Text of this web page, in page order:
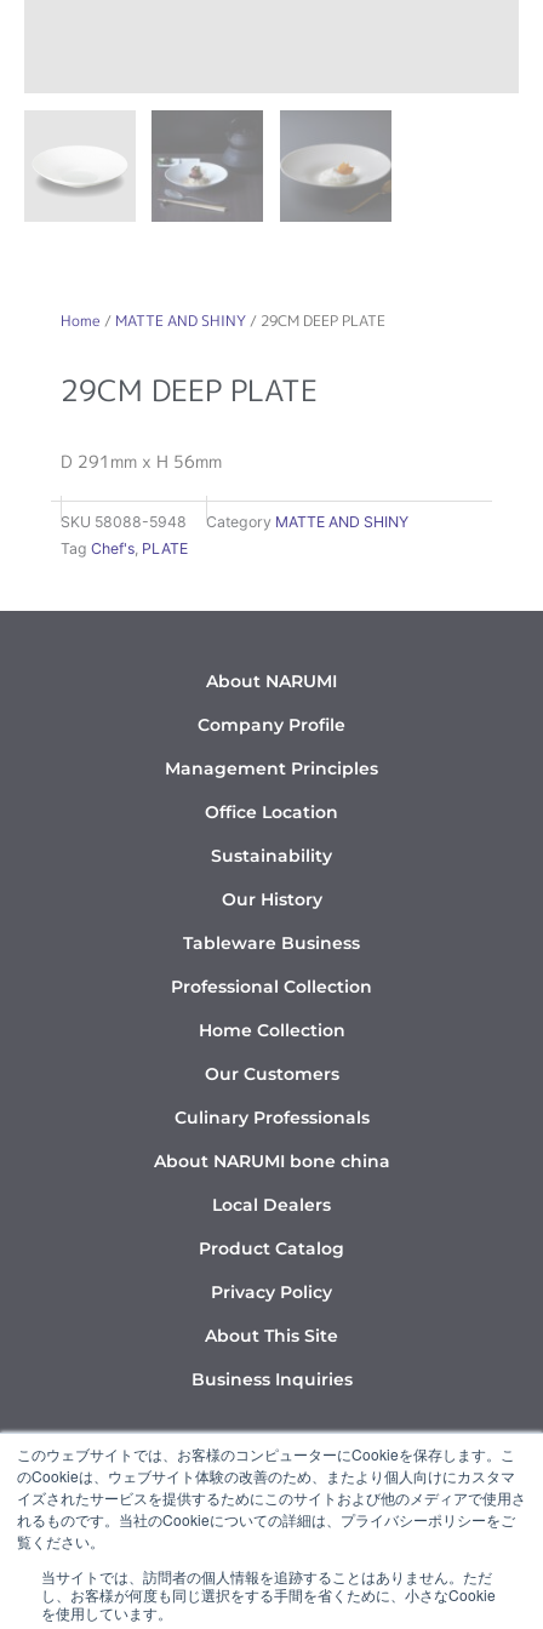
このウェブサイトでは、お客様のコンピューターにCookieを保存します。こ
のCookieは、ウェブサイト体験の改善のため、またより個人向けにカスタマ
イズされたサービスを提供するためにこのサイトおよび他のメディアで使用さ
れるものです。当社のCookieについての詳細は、プライバシーポリシーをご
覧ください。
当サイトでは、訪問者の個人情報を追跡することはありません。ただ
し、お客様が何度も同じ選択をする手間を省くために、小さなCookie
を使用しています。
Home / MATTE AND SHINY / 29CM DEEP PLATE
29CM DEEP PLATE
D 291mm x H 56mm
SKU 58088-5948 Category MATTE AND SHINY
Tag Chef's PLATE
About NARUMI
Company Profile
Management Principles
Office Location
Sustainability
Our History
Tableware Business
Professional Collection
Home Collection
Our Customers
Culinary Professionals
About NARUMI bone china
Local Dealers
Product Catalog
Privacy Policy
About This Site
Business Inquiries
Y
o
u
t
b
I
n
s
t
g
L
i
n
k
d
“NARUMI” is a member of the Ishizuka Glass Group.